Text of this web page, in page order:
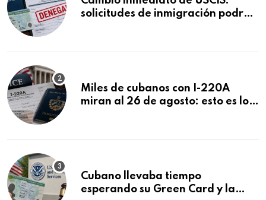
solicitudes de inmigración podrán
Miles de cubanos con I-220A
miran al 26 de agosto: esto es lo
Cubano llevaba tiempo
esperando su Green Card y la